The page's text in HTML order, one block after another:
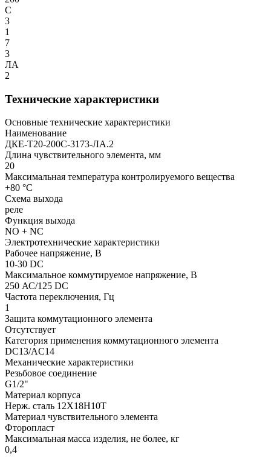
С
3
1
7
3
ЛА
2
Технические характеристики
Основные технические характеристики
Наименование
ДКЕ-Т20-200С-3173-ЛА.2
Длина чувствительного элемента, мм
20
Максимальная температура контролируемого вещества
+80 °С
Схема выхода
реле
Функция выхода
NO + NC
Электротехнические характеристики
Рабочее напряжение, В
10-30 DC
Максимальное коммутируемое напряжение, В
250 АС/125 DC
Частота переключения, Гц
1
Защита коммутационного элемента
Отсутствует
Категория применения коммутационного элемента
DC13/АC14
Механические характеристики
Резьбовое соединение
G1/2"
Материал корпуса
Нерж. сталь 12Х18Н10Т
Материал чувствительного элемента
Фторопласт
Максимальная масса изделия, не более, кг
0,4